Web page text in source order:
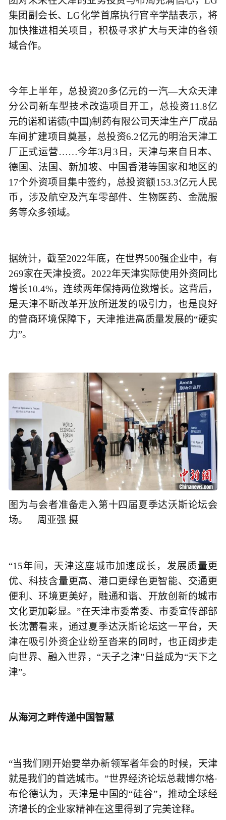
集团副会长、LG化学首席执行官辛学喆表示，将
加快推进相关项目，积极寻求扩大与天津的各领
域合作。
今年上半年，总投资20多亿元的一汽—大众天津
分公司新车型技术改造项目开工，总投资11.8亿
元的诺和诺德(中国)制药有限公司天津生产厂成品
车间扩建项目奠基，总投资6.2亿元的明治天津工
厂正式运营……今年3月3日，天津与来自日本、
德国、法国、新加坡、中国香港等国家和地区的
17个外资项目集中签约，总投资额153.3亿元人民
币，涉及航空及汽车零部件、生物医药、金融服
务等众多领域。
据统计，截至2022年底，在世界500强企业中，有
269家在天津投资。2022年天津实际使用外资同比
增长10.4%，连续两年保持两位数增长。这背后，
是天津不断改革开放所迸发的吸引力，也是良好
的营商环境保障下，天津推进高质量发展的“硬实
力”。
图为与会者准备走入第十四届夏季达沃斯论坛会
场。 周亚强 摄
“15年间，天津这座城市加速成长，发展质量更
优、科技含量更高、港口更绿色更智能、交通更
便利、环境更美好，融通和谐、开放创新的城市
文化更加彰显。”在天津市委常委、市委宣传部部
长沈蕾看来，通过夏季达沃斯论坛这一平台，天
津在吸引外资企业纷至沓来的同时，也正阔步走
向世界、融入世界，“天子之津”日益成为“天下之
津”。
从海河之畔传递中国智慧
“当我们刚开始要举办新领军者年会的时候，天津
就是我们的首选城市。”世界经济论坛总裁博尔格·
布伦德认为，天津是中国的“硅谷”，推动全球经
济增长的企业家精神在这里得到了完美诠释。